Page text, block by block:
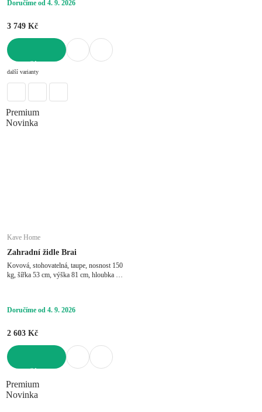
Doručíme od 4. 9. 2026
3 749 Kč
další varianty
Premium
Novinka
Kave Home
Zahradní židle Brai
Kovová, stohovatelná, taupe, nosnost 150
kg, šířka 53 cm, výška 81 cm, hloubka 60
Doručíme od 4. 9. 2026
2 603 Kč
Premium
Novinka